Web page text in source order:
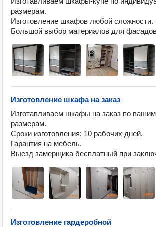
размерам.
Изготовление шкафов любой сложности.
Большой выбор материалов для
Изготовление шкафа на заказ
Изготавливаем шкафы на заказ по вашим
размерам.
Сроки изготовления: 10 рабочих дней.
Гарантия на мебель.
Выезд замерщика бесплатный при
Изготовление гардеробной